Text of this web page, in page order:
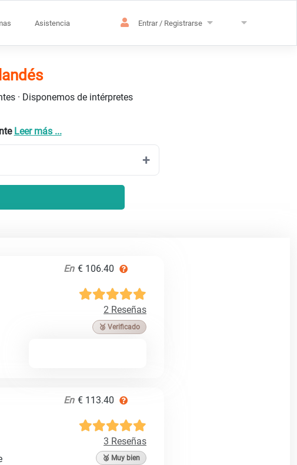
Asistencia Entrar / Registrarse
· Disponemos de intérpretes
Leer más ...
En € 106.40
2 Reseñas
🥉 Verificado
En € 113.40
3 Reseñas
🥈 Muy bien